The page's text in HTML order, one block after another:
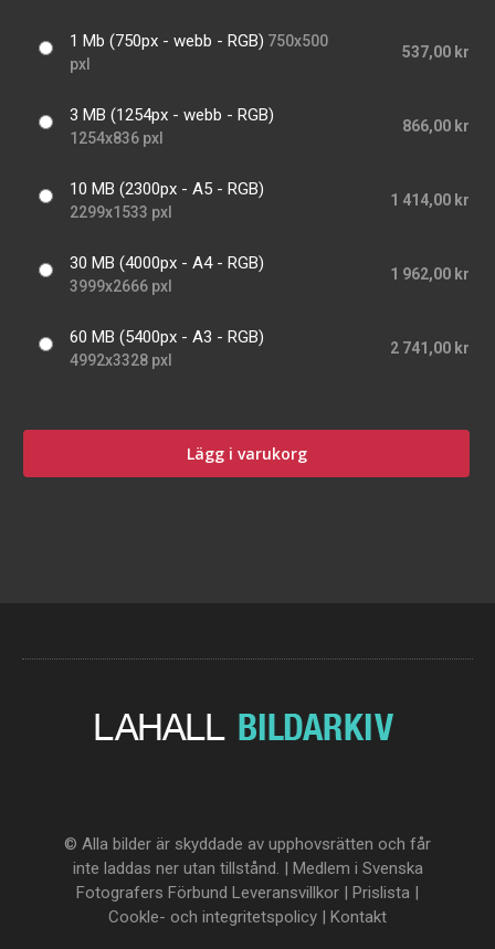
1 Mb (750px - webb - RGB) 750x500
pxl
537,00 kr
3 MB (1254px - webb - RGB)
1254x836 pxl
866,00 kr
10 MB (2300px - A5 - RGB)
2299x1533 pxl
1 414,00 kr
30 MB (4000px - A4 - RGB)
3999x2666 pxl
1 962,00 kr
60 MB (5400px - A3 - RGB)
4992x3328 pxl
2 741,00 kr
Lägg i varukorg
© Alla bilder är skyddade av upphovsrätten och får
inte laddas ner utan tillstånd. | Medlem i Svenska
Fotografers Förbund Leveransvillkor | Prislista |
Cookle- och integritetspolicy | Kontakt